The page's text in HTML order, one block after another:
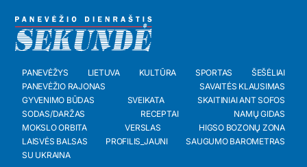
PANEVĖŽYS LIETUVA KULTŪRA SPORTAS
ŠEŠĖLIAI
PANEVĖŽIO RAJONAS
SAVAITĖS KLAUSIMAS
GYVENIMO BŪDAS
SVEIKATA
SKAITINIAI ANT SOFOS
SODAS/DARŽAS
RECEPTAI
NAMŲ GIDAS
MOKSLO ORBITA
VERSLAS
HIGSO BOZONŲ ZONA
LAISVĖS BALSAS
PROFILIS_JAUNI
SAUGUMO BAROMETRAS
SU UKRAINA